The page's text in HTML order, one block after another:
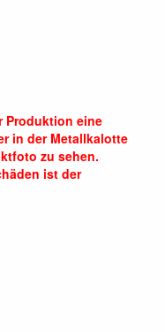
Produktion eine
in der Metallkalotte
zu sehen.
ist der